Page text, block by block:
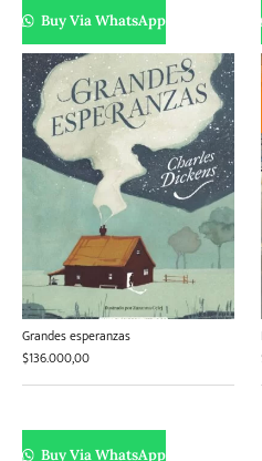
Buy Via WhatsApp
Grandes esperanzas
$136.000,00
Buy Via WhatsApp